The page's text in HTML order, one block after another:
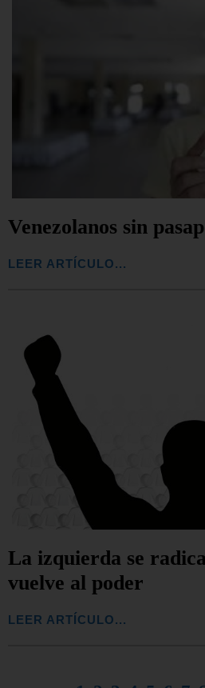
Venezolanos sin
LEER ARTÍCULO...
La izquierda se
vuelve al poder
LEER ARTÍCULO...